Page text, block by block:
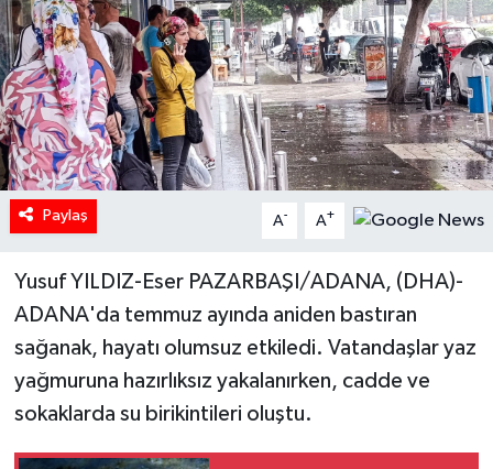
Paylaş A- A+
Yusuf YILDIZ-Eser PAZARBAŞI/ADANA, (DHA)-
ADANA'da temmuz ayında aniden bastıran
sağanak, hayatı olumsuz etkiledi. Vatandaşlar yaz
yağmuruna hazırlıksız yakalanırken, cadde ve
sokaklarda su birikintileri oluştu.